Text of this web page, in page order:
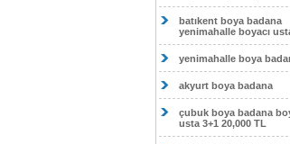
batıkent boya badana
yenimahalle boyacı
yenimahalle boya
akyurt boya badana
çubuk boya badana
usta 3+1 20,000 TL